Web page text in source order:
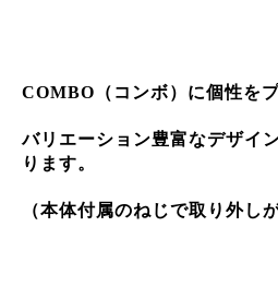
COMBO（コンボ）に個性をプ
バリエーション豊富なデザイ
ります。
（本体付属のねじで取り外し